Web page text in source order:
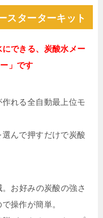
スターターキット
できる、炭酸水メー
」です
れる全自動最上位モ
んで押すだけで炭酸
お好みの炭酸の強さ
操作が簡単。